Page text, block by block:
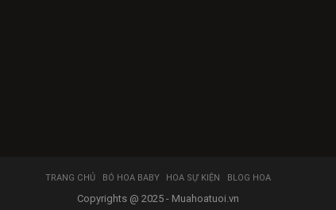
TRANG CHỦ BÓ HOA BABY HOA SỰ KIỆN BLOG HOA
Copyrights @ 2025 - Muahoatuoi.vn